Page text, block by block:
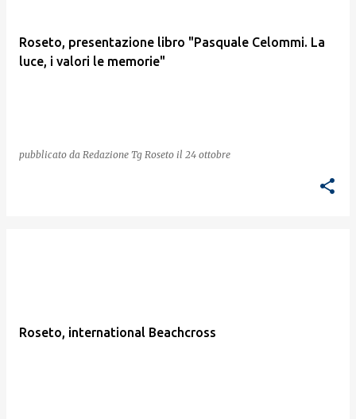
Roseto, presentazione libro "Pasquale Celommi. La
luce, i valori le memorie"
pubblicato da Redazione Tg Roseto il 24 ottobre
Roseto, international Beachcross